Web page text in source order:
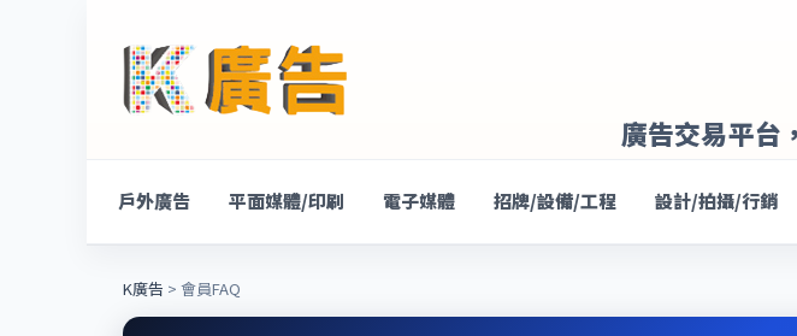
廣告交易平台
戶外廣告 平面媒體/印刷 電子媒體 招牌/設備/工程 設計/拍攝/行銷
K廣告 > 會員FAQ